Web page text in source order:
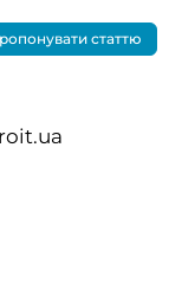
статтю